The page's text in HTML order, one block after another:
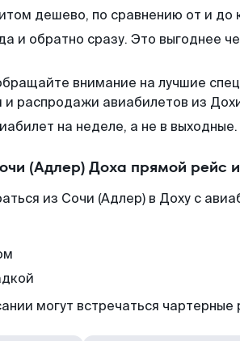
дешево, по сравнению от и до
и обратно сразу. Это выгоднее
внимание на лучшие
и распродажи авиабилетов из
на неделе, а не в выходные.
(Адлер) Доха прямой рейс
из Сочи (Адлер) в Доху с
могут встречаться чартерные